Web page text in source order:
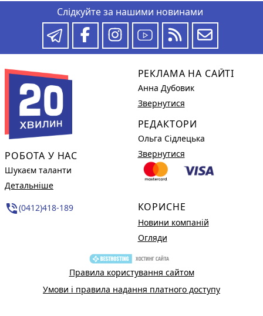
Слідкуйте за нашими новинами
РОБОТА У НАС
Шукаєм таланти
Детальніше
phone_in_talk(0412)418-189
РЕКЛАМА НА САЙТІ
Анна Дубовик
Звернутися
РЕДАКТОРИ
Ольга Сідлецька
Звернутися
КОРИСНЕ
Новини компаній
Огляди
Правила користування сайтом
Умови і правила надання платного доступу